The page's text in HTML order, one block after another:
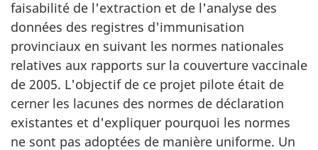
faisabilité de l'extraction et de l'analyse des
données des registres d'immunisation
provinciaux en suivant les normes nationales
relatives aux rapports sur la couverture vaccinale
de 2005. L'objectif de ce projet pilote était de
cerner les lacunes des normes de déclaration
existantes et d'expliquer pourquoi les normes
ne sont pas adoptées de manière uniforme. Un